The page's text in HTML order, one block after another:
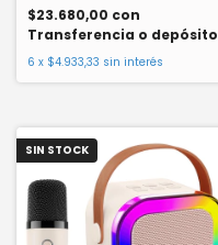
$23.680,00 con
Transferencia o depósito
6 x $4.933,33 sin interés
SIN STOCK